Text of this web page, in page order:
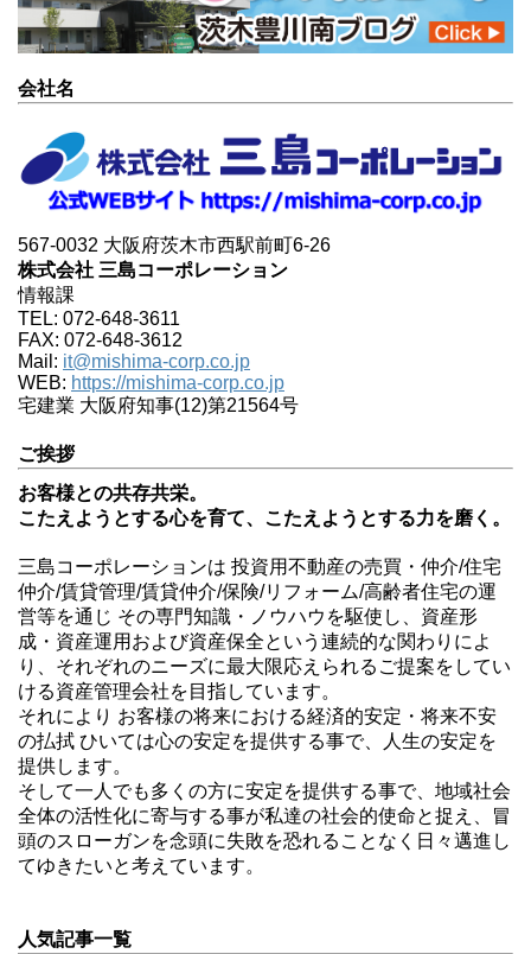
会社名
567-0032 大阪府茨木市西駅前町6-26
株式会社 三島コーポレーション
情報課
TEL: 072-648-3611
FAX: 072-648-3612
Mail: it@mishima-corp.co.jp
WEB: https://mishima-corp.co.jp
宅建業 大阪府知事(12)第21564号
ご挨拶
お客様との共存共栄。
こたえようとする心を育て、こたえようとする力を磨く。
三島コーポレーションは 投資用不動産の売買・仲介/住宅
仲介/賃貸管理/賃貸仲介/保険/リフォーム/高齢者住宅の運
営等を通じ その専門知識・ノウハウを駆使し、資産形
成・資産運用および資産保全という連続的な関わりによ
り、それぞれのニーズに最大限応えられるご提案をしてい
ける資産管理会社を目指しています。
それにより お客様の将来における経済的安定・将来不安
の払拭 ひいては心の安定を提供する事で、人生の安定を
提供します。
そして一人でも多くの方に安定を提供する事で、地域社会
全体の活性化に寄与する事が私達の社会的使命と捉え、冒
頭のスローガンを念頭に失敗を恐れることなく日々邁進し
てゆきたいと考えています。
人気記事一覧